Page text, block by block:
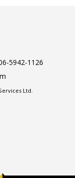
5942-1126
Ltd.